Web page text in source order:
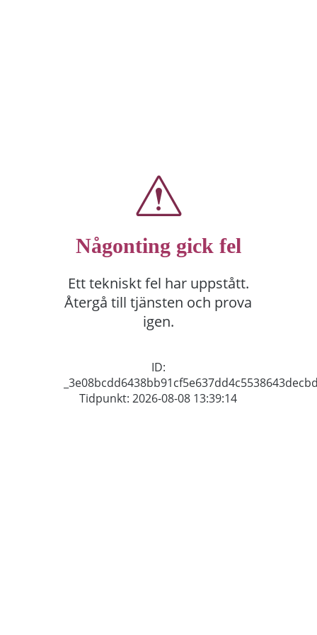
Någonting gick fel
Ett tekniskt fel har uppstått.
Återgå till tjänsten och prova
igen.
ID:
Tidpunkt: 2026-08-08 13:39:14